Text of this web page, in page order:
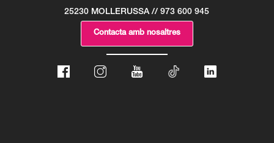
25230 MOLLERUSSA // 973 600 945
Contacta amb nosaltres